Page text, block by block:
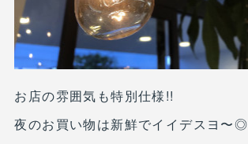
お店の雰囲気も特別仕様!!
夜のお買い物は新鮮でイイデスヨ〜◎